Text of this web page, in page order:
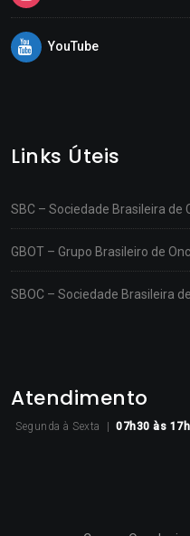
YouTube
Links Úteis
SBC – Sociedade Brasileira de
GBOT – Grupo Brasileiro de
SBOC – Sociedade Brasileira
Atendimento
Segunda à Sexta | 07h30 às